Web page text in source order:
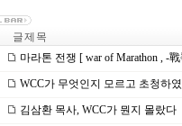
글 제 목
마라톤 전쟁 [ war of Marathon , -
WCC가 무엇인지 모르고 초청하
김삼환 목사, WCC가 뭔지 몰랐다